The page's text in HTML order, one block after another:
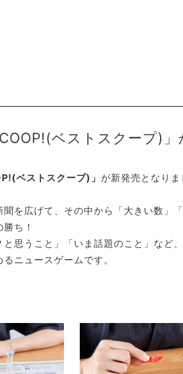
ベストスクープ)」
ベストスクープ)」 が新発売となりま
聞を広げて、その中から「大きい数」
ち！
思うこと」「いま話題のこと」など
ニュースゲームです。